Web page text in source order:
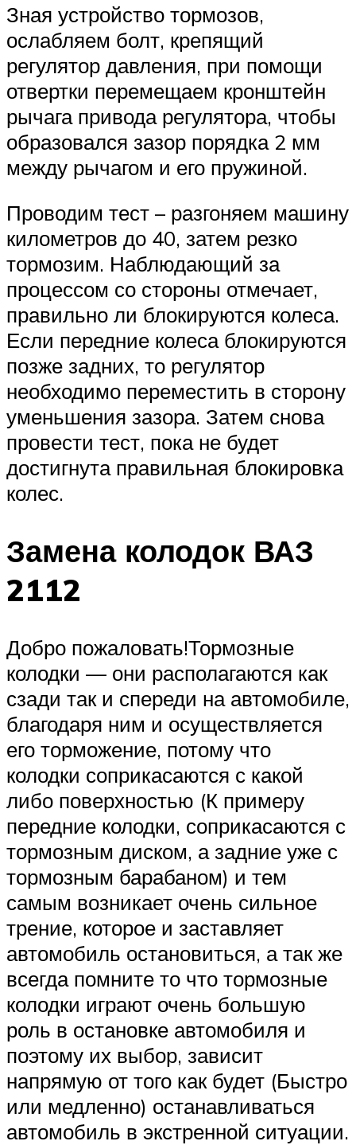
Зная устройство тормозов,
ослабляем болт, крепящий
регулятор давления, при помощи
отвертки перемещаем кронштейн
рычага привода регулятора, чтобы
образовался зазор порядка 2 мм
между рычагом и его пружиной.
Проводим тест – разгоняем машину
километров до 40, затем резко
тормозим. Наблюдающий за
процессом со стороны отмечает,
правильно ли блокируются колеса.
Если передние колеса блокируются
позже задних, то регулятор
необходимо переместить в сторону
уменьшения зазора. Затем снова
провести тест, пока не будет
достигнута правильная блокировка
колес.
Замена колодок ВАЗ
2112
Добро пожаловать!Тормозные
колодки — они располагаются как
сзади так и спереди на автомобиле,
благодаря ним и осуществляется
его торможение, потому что
колодки соприкасаются с какой
либо поверхностью (К примеру
передние колодки, соприкасаются с
тормозным диском, а задние уже с
тормозным барабаном) и тем
самым возникает очень сильное
трение, которое и заставляет
автомобиль остановиться, а так же
всегда помните то что тормозные
колодки играют очень большую
роль в остановке автомобиля и
поэтому их выбор, зависит
напрямую от того как будет (Быстро
или медленно) останавливаться
автомобиль в экстренной ситуации.